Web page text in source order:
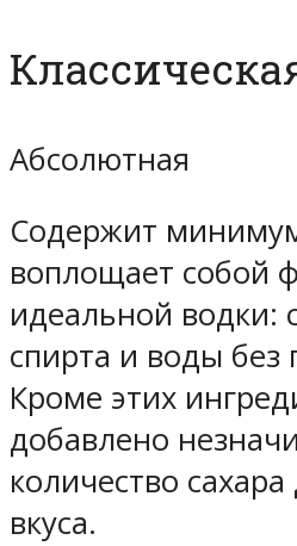
Абсолютная
Содержит
воплощает собой
идеальной водки:
спирта и воды без
Кроме этих
добавлено
количество
вкуса.